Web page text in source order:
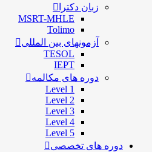
زبان دکترا
MSRT-MHLE
Tolimo
آزمونهای بین المللی
TESOL
IEPT
دوره های مکالمه
Level 1
Level 2
Level 3
Level 4
Level 5
دوره های تخصصی